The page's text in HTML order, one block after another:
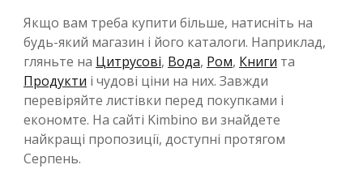
Якщо вам треба купити більше, натисніть на
будь-який магазин і його каталоги. Наприклад,
гляньте на Цитрусові, Вода, Ром, Книги та
Продукти і чудові ціни на них. Завжди
перевіряйте листівки перед покупками і
економте. На сайті Kimbino ви знайдете
найкращі пропозиції, доступні протягом
Серпень.